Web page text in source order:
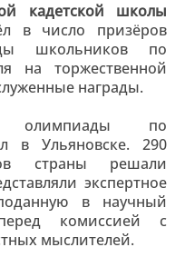
кадетской школы
в число призёров
школьников по
на торжественной
награды.
олимпиады по
в Ульяновске. 290
страны решали
экспертное
в научный
комиссией с
мыслителей.